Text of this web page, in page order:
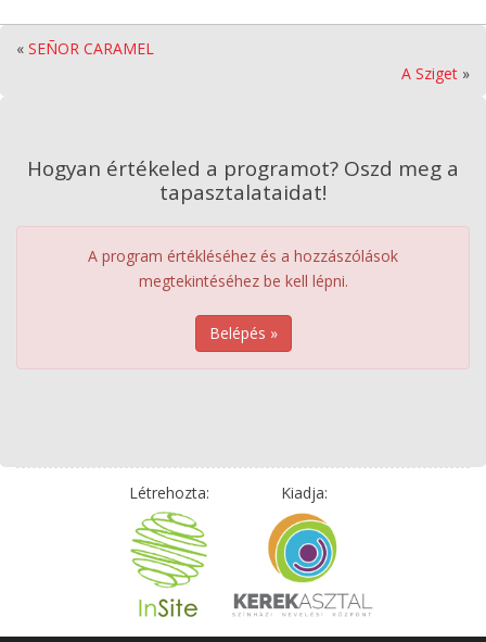
« SEÑOR CARAMEL
A Sziget »
Hogyan értékeled a programot? Oszd meg a
tapasztalataidat!
A program értékléséhez és a hozzászólások
megtekintéséhez be kell lépni.
Belépés »
Létrehozta: Kiadja: